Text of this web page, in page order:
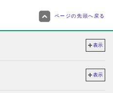
ページの先頭へ戻る
表示
表示